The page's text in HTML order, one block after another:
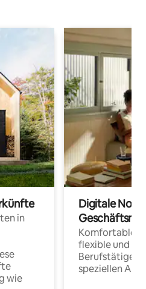
in
wie
Digitale
Komfortable
flexible und
Berufstätige
speziellen